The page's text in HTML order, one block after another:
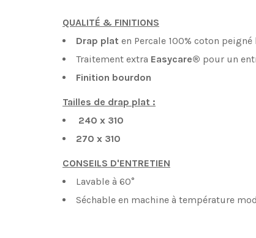
QUALITÉ & FINITIONS
Drap plat en Percale 100% coton
Traitement extra Easycare® pour un
Finition bourdon
Tailles de drap plat :
240 x 310
270 x 310
CONSEILS D'ENTRETIEN
Lavable à 60°
Séchable en machine à température